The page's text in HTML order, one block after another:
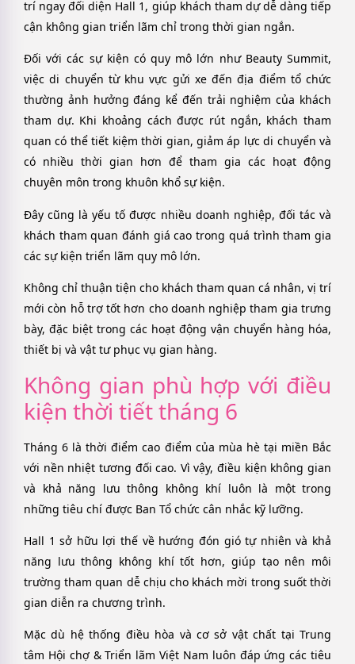
trí ngay đối diện Hall 1, giúp khách tham dự dễ dàng tiếp
cận không gian triển lãm chỉ trong thời gian ngắn.
Đối với các sự kiện có quy mô lớn như Beauty Summit,
việc di chuyển từ khu vực gửi xe đến địa điểm tổ chức
thường ảnh hưởng đáng kể đến trải nghiệm của khách
tham dự. Khi khoảng cách được rút ngắn, khách tham
quan có thể tiết kiệm thời gian, giảm áp lực di chuyển và
có nhiều thời gian hơn để tham gia các hoạt động
chuyên môn trong khuôn khổ sự kiện.
Đây cũng là yếu tố được nhiều doanh nghiệp, đối tác và
khách tham quan đánh giá cao trong quá trình tham gia
các sự kiện triển lãm quy mô lớn.
Không chỉ thuận tiện cho khách tham quan cá nhân, vị trí
mới còn hỗ trợ tốt hơn cho doanh nghiệp tham gia trưng
bày, đặc biệt trong các hoạt động vận chuyển hàng hóa,
thiết bị và vật tư phục vụ gian hàng.
Không gian phù hợp với điều
kiện thời tiết tháng 6
Tháng 6 là thời điểm cao điểm của mùa hè tại miền Bắc
với nền nhiệt tương đối cao. Vì vậy, điều kiện không gian
và khả năng lưu thông không khí luôn là một trong
những tiêu chí được Ban Tổ chức cân nhắc kỹ lưỡng.
Hall 1 sở hữu lợi thế về hướng đón gió tự nhiên và khả
năng lưu thông không khí tốt hơn, giúp tạo nên môi
trường tham quan dễ chịu cho khách mời trong suốt thời
gian diễn ra chương trình.
Mặc dù hệ thống điều hòa và cơ sở vật chất tại Trung
tâm Hội chợ & Triển lãm Việt Nam luôn đáp ứng các tiêu